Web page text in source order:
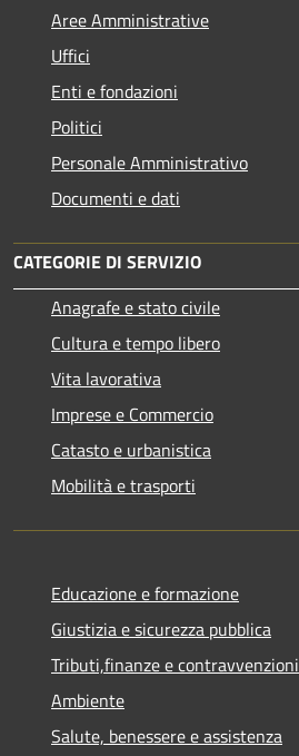
Aree Amministrative
Uffici
Enti e fondazioni
Politici
Personale Amministrativo
Documenti e dati
CATEGORIE DI SERVIZIO
Anagrafe e stato civile
Cultura e tempo libero
Vita lavorativa
Imprese e Commercio
Catasto e urbanistica
Mobilità e trasporti
Educazione e formazione
Giustizia e sicurezza pubblica
Tributi,finanze e contravvenzioni
Ambiente
Salute, benessere e assistenza